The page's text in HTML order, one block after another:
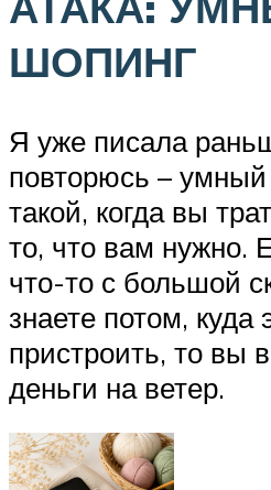
ШОПИНГ
Я уже писала
повторюсь –
такой, когда вы
то, что вам нужно.
что-то с большой
знаете потом, куда
пристроить, то вы
деньги на ветер.